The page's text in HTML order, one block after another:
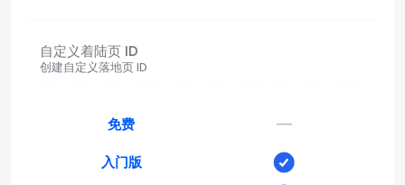
自定义着陆页 ID
创建自定义落地页 ID
免费 —
入门版